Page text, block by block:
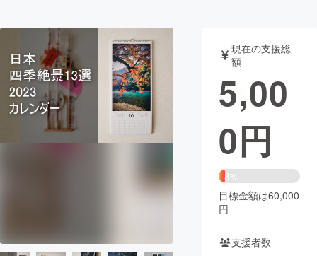
アート・写真 音楽
テクノロジー・ガジェット ゲーム・サ
映像・映画 書籍・雑誌
チャレンジ
CAMPFIRE for Social Good CAMPFIRE Creation
現在の支援総
額
5,00
0円
8%
目標金額は60,000
円
支援者数